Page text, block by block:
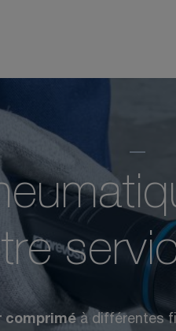
compriméà différentes